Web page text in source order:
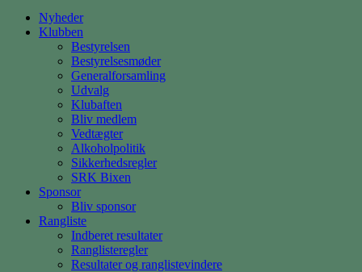
Nyheder
Klubben
Bestyrelsen
Bestyrelsesmøder
Generalforsamling
Udvalg
Klubaften
Bliv medlem
Vedtægter
Alkoholpolitik
Sikkerhedsregler
SRK Bixen
Sponsor
Bliv sponsor
Rangliste
Indberet resultater
Ranglisteregler
Resultater og ranglistevindere